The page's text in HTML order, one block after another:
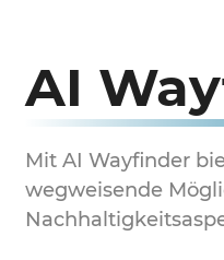
AI
Mit AI Wayfinder
wegweisende